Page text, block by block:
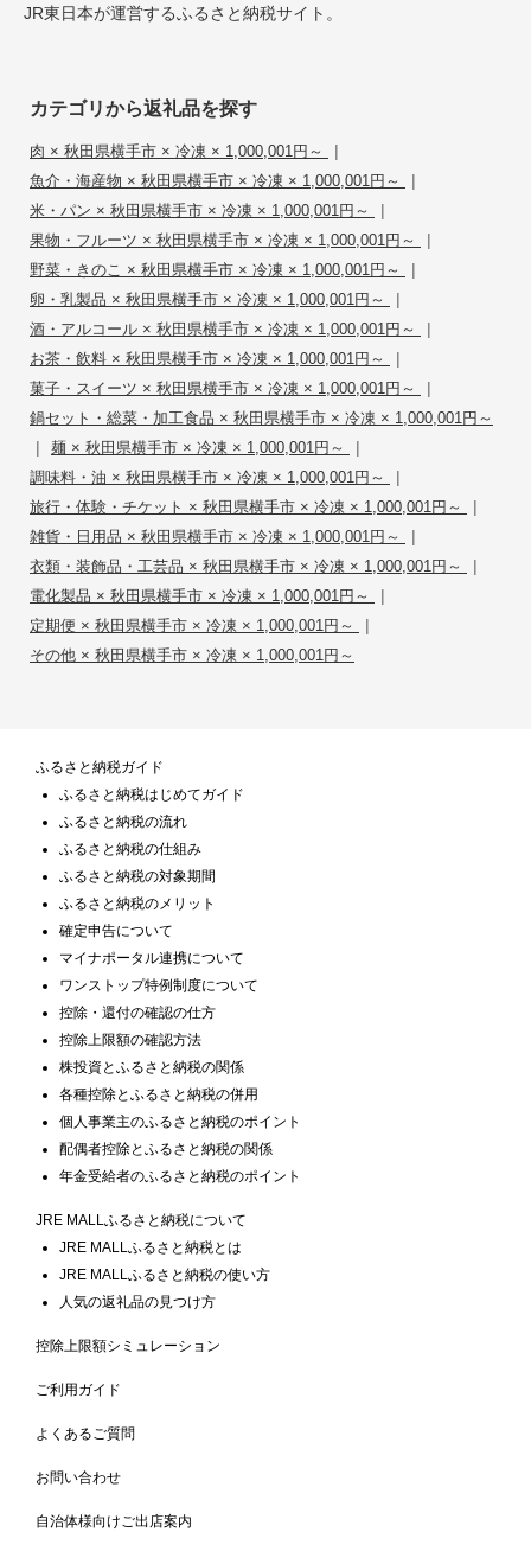
JR東日本が運営するふるさと納税サイト。
カテゴリから返礼品を探す
肉 × 秋田県横手市 × 冷凍 × 1,000,001円～ |
魚介・海産物 × 秋田県横手市 × 冷凍 × 1,000,001円～ |
米・パン × 秋田県横手市 × 冷凍 × 1,000,001円～ |
果物・フルーツ × 秋田県横手市 × 冷凍 × 1,000,001円～ |
野菜・きのこ × 秋田県横手市 × 冷凍 × 1,000,001円～ |
卵・乳製品 × 秋田県横手市 × 冷凍 × 1,000,001円～ |
酒・アルコール × 秋田県横手市 × 冷凍 × 1,000,001円～ |
お茶・飲料 × 秋田県横手市 × 冷凍 × 1,000,001円～ |
菓子・スイーツ × 秋田県横手市 × 冷凍 × 1,000,001円～ |
鍋セット・総菜・加工食品 × 秋田県横手市 × 冷凍 × 1,000,001円～
| 麺 × 秋田県横手市 × 冷凍 × 1,000,001円～ |
調味料・油 × 秋田県横手市 × 冷凍 × 1,000,001円～ |
旅行・体験・チケット × 秋田県横手市 × 冷凍 × 1,000,001円～ |
雑貨・日用品 × 秋田県横手市 × 冷凍 × 1,000,001円～ |
衣類・装飾品・工芸品 × 秋田県横手市 × 冷凍 × 1,000,001円～ |
電化製品 × 秋田県横手市 × 冷凍 × 1,000,001円～ |
定期便 × 秋田県横手市 × 冷凍 × 1,000,001円～ |
その他 × 秋田県横手市 × 冷凍 × 1,000,001円～
ふるさと納税ガイド
ふるさと納税はじめてガイド
ふるさと納税の流れ
ふるさと納税の仕組み
ふるさと納税の対象期間
ふるさと納税のメリット
確定申告について
マイナポータル連携について
ワンストップ特例制度について
控除・還付の確認の仕方
控除上限額の確認方法
株投資とふるさと納税の関係
各種控除とふるさと納税の併用
個人事業主のふるさと納税のポイント
配偶者控除とふるさと納税の関係
年金受給者のふるさと納税のポイント
JRE MALLふるさと納税について
JRE MALLふるさと納税とは
JRE MALLふるさと納税の使い方
人気の返礼品の見つけ方
控除上限額シミュレーション
ご利用ガイド
よくあるご質問
お問い合わせ
自治体様向けご出店案内